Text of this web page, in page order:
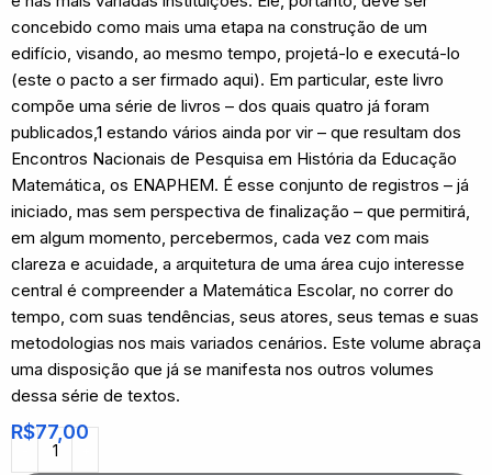
concebido como mais uma etapa na construção de um
edifício, visando, ao mesmo tempo, projetá-lo e executá-lo
(este o pacto a ser firmado aqui). Em particular, este livro
compõe uma série de livros – dos quais quatro já foram
publicados,1 estando vários ainda por vir – que resultam dos
Encontros Nacionais de Pesquisa em História da Educação
Matemática, os ENAPHEM. É esse conjunto de registros – já
iniciado, mas sem perspectiva de finalização – que permitirá,
em algum momento, percebermos, cada vez com mais
clareza e acuidade, a arquitetura de uma área cujo interesse
central é compreender a Matemática Escolar, no correr do
tempo, com suas tendências, seus atores, seus temas e suas
metodologias nos mais variados cenários. Este volume abraça
uma disposição que já se manifesta nos outros volumes
dessa série de textos.
R$77,00